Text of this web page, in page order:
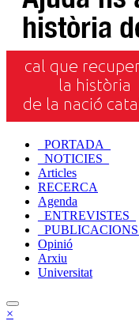
_PORTADA_
_NOTICIES_
Articles
RECERCA
Agenda
_ENTREVISTES_
_PUBLICACIONS_
Opinió
Arxiu
Universitat
×